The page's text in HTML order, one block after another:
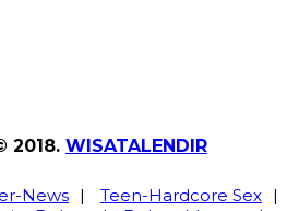
2018. WISATALENDIR
News | Teen-Hardcore Sex |